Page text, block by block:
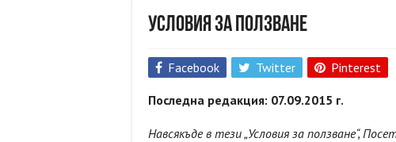
Условия за ползване
Facebook Twitter Pinterest
Последна редакция: 07.09.2015 г.
Навсякъде в тези „Условия за ползване“,